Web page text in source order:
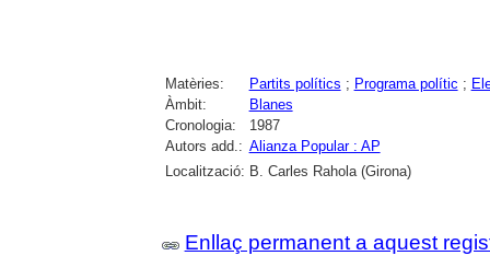
Matèries: Partits polítics ; Programa polític ;
Àmbit:
Blanes
Cronologia:
1987
Autors add.: Alianza Popular : AP
Localització: B. Carles Rahola (Girona)
Enllaç permanent a aquest